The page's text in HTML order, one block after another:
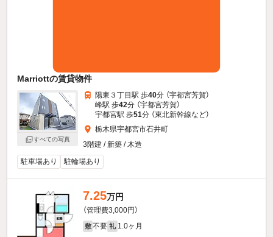
Marriottの賃貸物件
すべての写真
陽東３丁目駅 歩40分 （宇都宮芳賀）
峰駅 歩42分 （宇都宮芳賀）
宇都宮駅 歩51分 （東北新幹線など）
栃木県宇都宮市石井町
3階建 / 新築 / 木造
駐車場あり
駐輪場あり
7.25万円
（管理費3,000円）
敷 不要 礼 1.0ヶ月